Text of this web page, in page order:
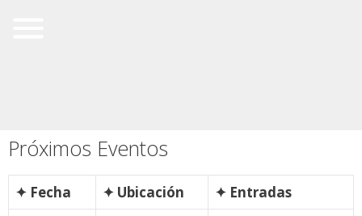
Próximos Eventos
✦ Fecha ✦ Ubicación ✦ Entradas